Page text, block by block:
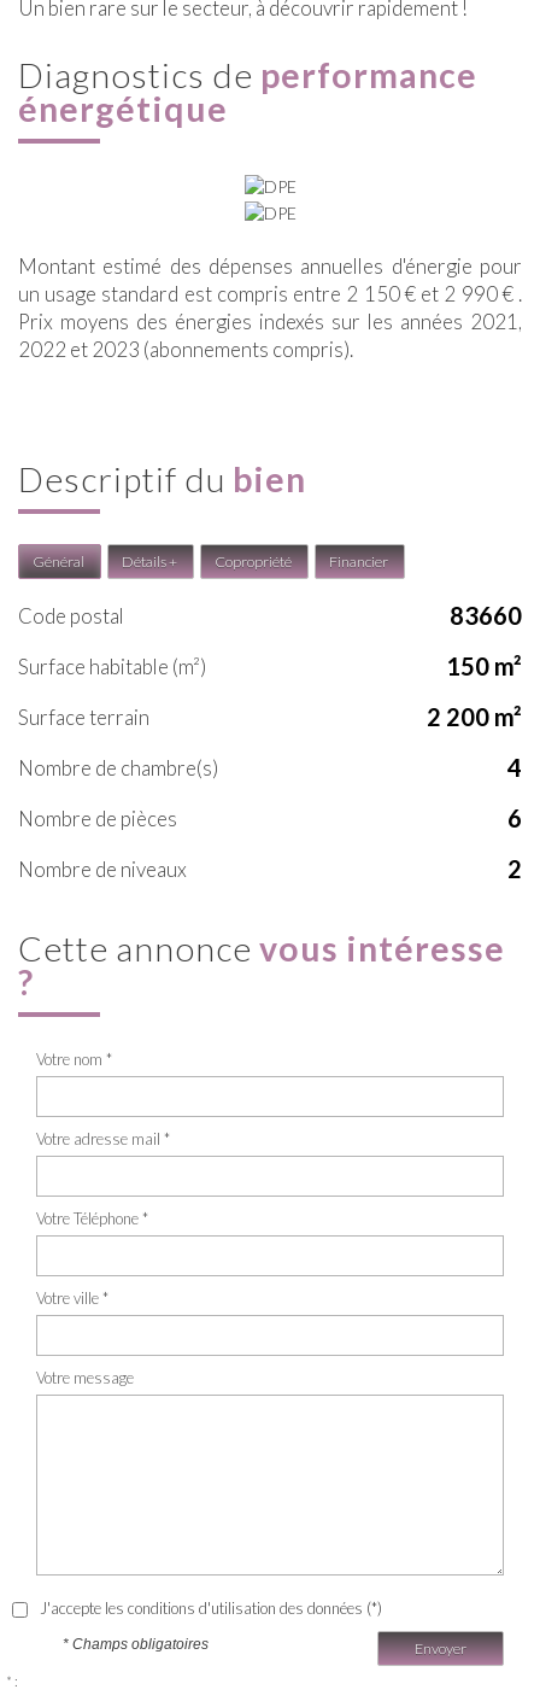
Un bien rare sur le secteur, à découvrir rapidement !
diagnostics de performance
énergétique
Montant estimé des dépenses annuelles d'énergie pour
un usage standard est compris entre 2 150 € et 2 990 € .
Prix moyens des énergies indexés sur les années 2021,
2022 et 2023 (abonnements compris).
descriptif du bien
Général Détails + Copropriété Financier
Code postal 83660
Surface habitable (m²) 150 m²
surface terrain 2 200 m²
Nombre de chambre(s) 4
Nombre de pièces 6
Nombre de niveaux 2
cette annonce vous intéresse
?
Votre nom *
Votre adresse mail *
Votre Téléphone *
Votre ville *
Votre message
J'accepte les conditions d'utilisation des données (*)
Envoyer
* Champs obligatoires
* :